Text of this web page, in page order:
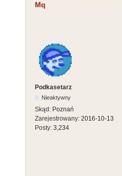
Mq
Podkasetarz
Nieaktywny
Skąd: Poznań
Zarejestrowany: 2016-10-13
Posty: 3,234